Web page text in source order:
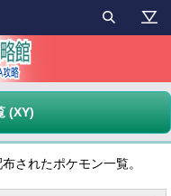
(XY)
されたポケモン一覧。